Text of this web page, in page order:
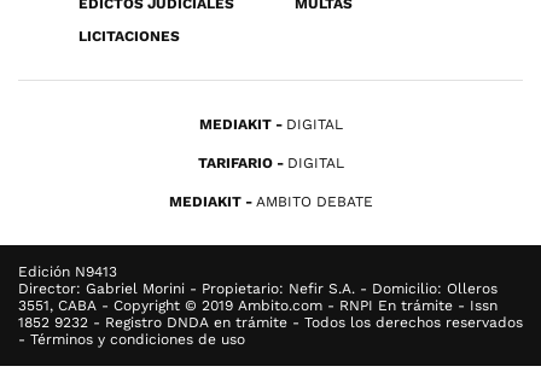
EDICTOS JUDICIALES
MULTAS
LICITACIONES
MEDIAKIT DIGITAL
TARIFARIO DIGITAL
MEDIAKIT AMBITO DEBATE
Edición N9413
Director: Gabriel Morini - Propietario: Nefir S.A. - Domicilio: Olleros
3551, CABA - Copyright © 2019 Ambito.com - RNPI En trámite - Issn
1852 9232 - Registro DNDA en trámite - Todos los derechos reservados
- Términos y condiciones de uso